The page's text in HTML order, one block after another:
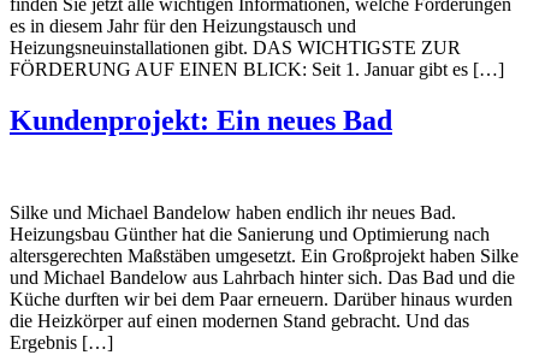
finden Sie jetzt alle wichtigen Informationen, welche Förderungen
es in diesem Jahr für den Heizungstausch und
Heizungsneuinstallationen gibt. DAS WICHTIGSTE ZUR
FÖRDERUNG AUF EINEN BLICK: Seit 1. Januar gibt es […]
Kundenprojekt: Ein neues Bad
Silke und Michael Bandelow haben endlich ihr neues Bad.
Heizungsbau Günther hat die Sanierung und Optimierung nach
altersgerechten Maßstäben umgesetzt. Ein Großprojekt haben Silke
und Michael Bandelow aus Lahrbach hinter sich. Das Bad und die
Küche durften wir bei dem Paar erneuern. Darüber hinaus wurden
die Heizkörper auf einen modernen Stand gebracht. Und das
Ergebnis […]